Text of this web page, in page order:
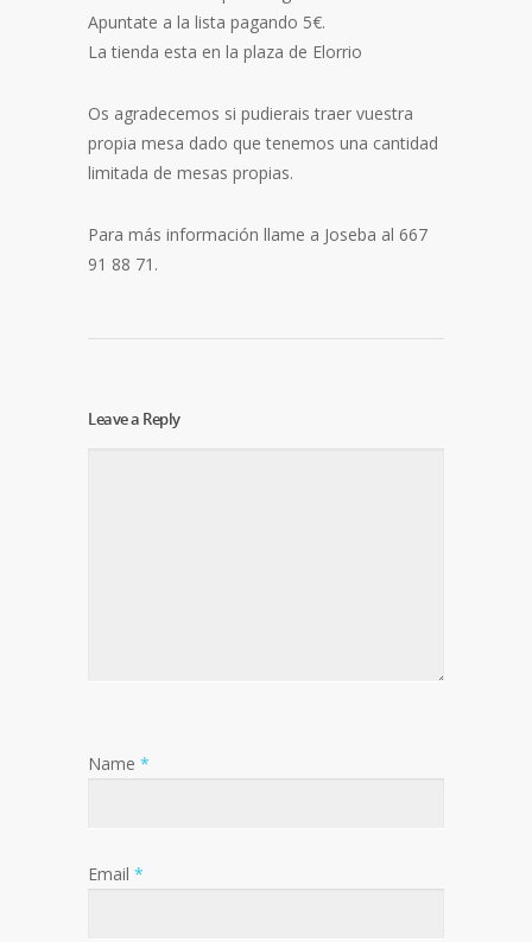
Apuntate a la lista pagando 5€.
La tienda esta en la plaza de Elorrio
Os agradecemos si pudierais traer vuestra
propia mesa dado que tenemos una cantidad
limitada de mesas propias.
Para más información llame a Joseba al 667
91 88 71.
Leave a Reply
Name *
Email *